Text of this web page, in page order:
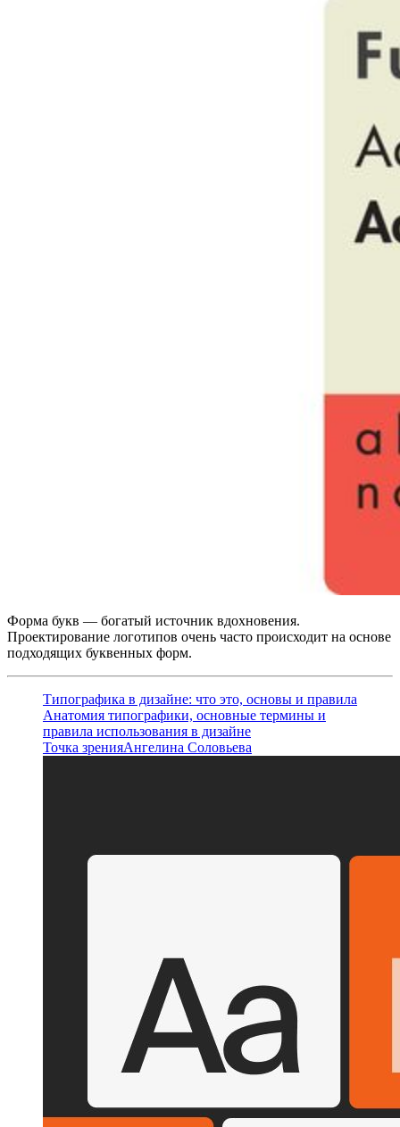
Форма букв — богатый источник вдохновения.
Проектирование логотипов очень часто происходит на основе
подходящих буквенных форм.
Типографика в дизайне: что это, основы и правила
Анатомия типографики, основные термины и
правила использования в дизайне
Точка зренияАнгелина Соловьева